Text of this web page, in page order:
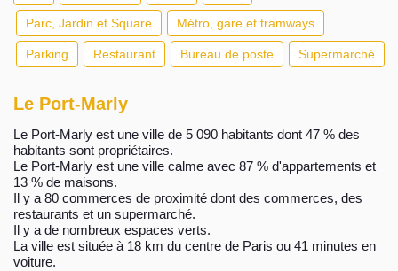
Parc, Jardin et Square Métro, gare et tramways
Parking Restaurant Bureau de poste Supermarché
Le Port-Marly
Le Port-Marly est une ville de 5 090 habitants dont 47 % des
habitants sont propriétaires.
Le Port-Marly est une ville calme avec 87 % d'appartements et
13 % de maisons.
Il y a 80 commerces de proximité dont des commerces, des
restaurants et un supermarché.
Il y a de nombreux espaces verts.
La ville est située à 18 km du centre de Paris ou 41 minutes en
voiture.